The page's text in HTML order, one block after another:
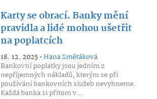
Karty se obrací. Banky mění
pravidla a lidé mohou ušetřit
na poplatcích
18. 12. 2025 •Hana Smětáková
Bankovní poplatky jsou jedním z
nepříjemných nákladů, kterým se při
používání bankovních služeb nevyhneme.
Každá banka si přitom v...